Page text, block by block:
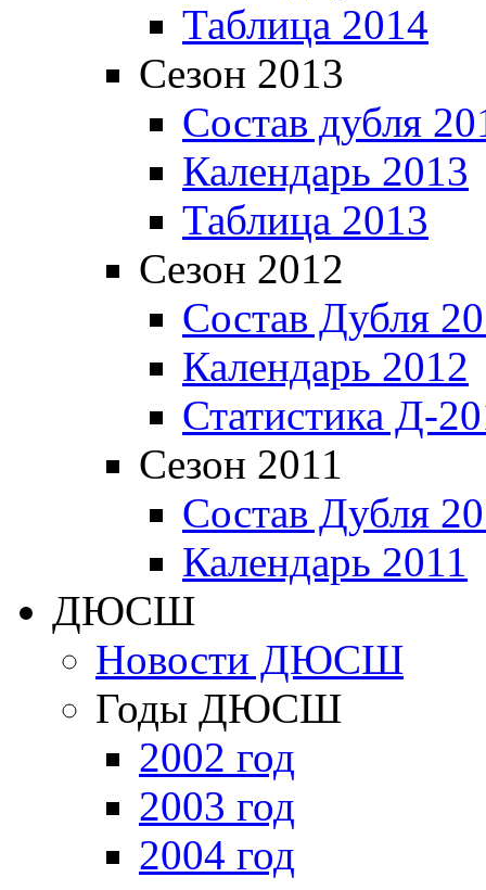
Таблица 2014
Сезон 2013
Состав дубля
Календарь 2013
Таблица 2013
Сезон 2012
Состав Дубля
Календарь 2012
Статистика Д-
Сезон 2011
Состав Дубля
Календарь 2011
ДЮСШ
Новости ДЮСШ
Годы ДЮСШ
2002 год
2003 год
2004 год